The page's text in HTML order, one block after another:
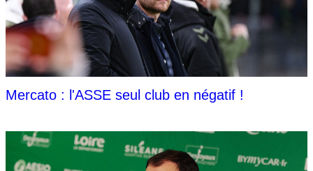
Mercato : l'ASSE seul club en négatif !